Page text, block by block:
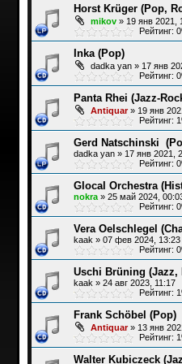
Horst Krüger (Pop,
mikov» 19 янв 2021,
Рейтинг:
Inka (Pop)
dadka yan» 17 янв
Рейтинг:
Panta Rhei (Jazz-
Antiquar» 19 янв
Рейтинг:
Gerd Natschinski
dadka yan» 17 янв 2021,
Рейтинг:
Glocal Orchestra
nokra» 25 май 2024,
Рейтинг:
Vera Oelschlegel
kaak » 07 фев 2024, 13:23
Рейтинг:
Uschi Brüning (Jazz,
kaak » 24 авг 2023, 11:17
Рейтинг:
Frank Schöbel (Pop)
Antiquar» 13 янв
Рейтинг:
Walter Kubiczeck